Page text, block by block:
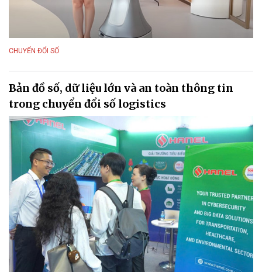
CHUYỂN ĐỔI SỐ
Bản đồ số, dữ liệu lớn và an toàn thông tin
trong chuyển đổi số logistics